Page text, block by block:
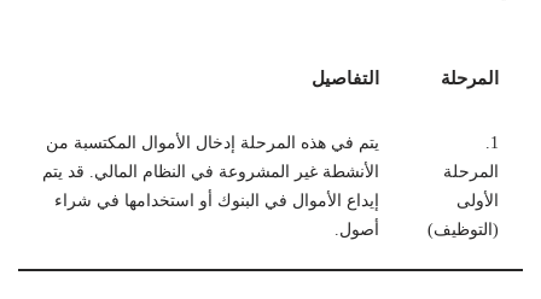
المرحلة التفاصيل
1.
المرحلة
الأولى
(التوظيف)
يتم في هذه المرحلة إدخال الأموال المكتسبة من
الأنشطة غير المشروعة في النظام المالي. قد يتم
إيداع الأموال في البنوك أو استخدامها في شراء
أصول.